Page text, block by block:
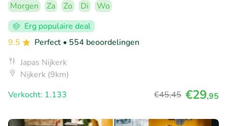
Morgen Za Zo Di
Wo
Erg populaire deal
9.5
Perfect • 554 beoordelingen
Japas Nijkerk
Nijkerk (9km)
Verkocht: 1.133
€45,45 €29,95